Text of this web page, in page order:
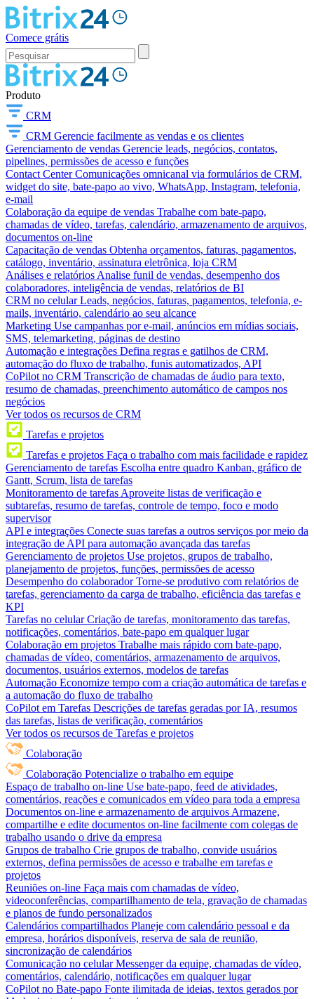
Comece grátis
Produto
CRM
CRM Gerencie facilmente as vendas e os clientes
Gerenciamento de vendas Gerencie leads, negócios, contatos,
pipelines, permissões de acesso e funções
Contact Center Comunicações omnicanal via formulários de CRM,
widget do site, bate-papo ao vivo, WhatsApp, Instagram, telefonia,
e-mail
Colaboração da equipe de vendas Trabalhe com bate-papo,
chamadas de vídeo, tarefas, calendário, armazenamento de arquivos,
documentos on-line
Capacitação de vendas Obtenha orçamentos, faturas, pagamentos,
catálogo, inventário, assinatura eletrônica, loja CRM
Análises e relatórios Analise funil de vendas, desempenho dos
colaboradores, inteligência de vendas, relatórios de BI
CRM no celular Leads, negócios, faturas, pagamentos, telefonia, e-
mails, inventário, calendário ao seu alcance
Marketing Use campanhas por e-mail, anúncios em mídias sociais,
SMS, telemarketing, páginas de destino
Automação e integrações Defina regras e gatilhos de CRM,
automação do fluxo de trabalho, funis automatizados, API
CoPilot no CRM Transcrição de chamadas de áudio para texto,
resumo de chamadas, preenchimento automático de campos nos
negócios
Ver todos os recursos de CRM
Tarefas e projetos
Tarefas e projetos Faça o trabalho com mais facilidade e rapidez
Gerenciamento de tarefas Escolha entre quadro Kanban, gráfico de
Gantt, Scrum, lista de tarefas
Monitoramento de tarefas Aproveite listas de verificação e
subtarefas, resumo de tarefas, controle de tempo, foco e modo
supervisor
API e integrações Conecte suas tarefas a outros serviços por meio da
integração de API para automação avançada das tarefas
Gerenciamento de projetos Use projetos, grupos de trabalho,
planejamento de projetos, funções, permissões de acesso
Desempenho do colaborador Torne-se produtivo com relatórios de
tarefas, gerenciamento da carga de trabalho, eficiência das tarefas e
KPI
Tarefas no celular Criação de tarefas, monitoramento das tarefas,
notificações, comentários, bate-papo em qualquer lugar
Colaboração em projetos Trabalhe mais rápido com bate-papo,
chamadas de vídeo, comentários, armazenamento de arquivos,
documentos, usuários externos, modelos de tarefas
Automação Economize tempo com a criação automática de tarefas e
a automação do fluxo de trabalho
CoPilot em Tarefas Descrições de tarefas geradas por IA, resumos
das tarefas, listas de verificação, comentários
Ver todos os recursos de Tarefas e projetos
Colaboração
Colaboração Potencialize o trabalho em equipe
Espaço de trabalho on-line Use bate-papo, feed de atividades,
comentários, reações e comunicados em vídeo para toda a empresa
Documentos on-line e armazenamento de arquivos Armazene,
compartilhe e edite documentos on-line facilmente com colegas de
trabalho usando o drive da empresa
Grupos de trabalho Crie grupos de trabalho, convide usuários
externos, defina permissões de acesso e trabalhe em tarefas e
projetos
Reuniões on-line Faça mais com chamadas de vídeo,
videoconferências, compartilhamento de tela, gravação de chamadas
e planos de fundo personalizados
Calendários compartilhados Planeje com calendário pessoal e da
empresa, horários disponíveis, reserva de sala de reunião,
sincronização de calendários
Comunicação no celular Messenger da equipe, chamadas de vídeo,
comentários, calendário, notificações em qualquer lugar
CoPilot no Bate-papo Fonte ilimitada de ideias, textos gerados por